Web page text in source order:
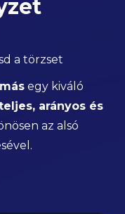
a törzset
egy kiváló
arányos és
az alsó